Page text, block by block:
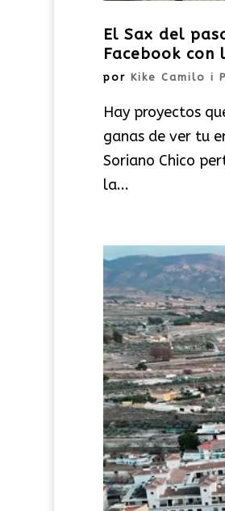
El Sax del
Facebook
por Kike Camilo i
Hay proyectos
ganas de ver tu
Soriano Chico
la...